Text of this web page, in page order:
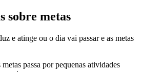
sobre metas
e atinge ou o dia vai passar e as metas
passa por pequenas atividades